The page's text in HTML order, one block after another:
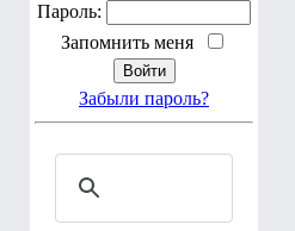
Пароль:
Запомнить меня
Забыли пароль?